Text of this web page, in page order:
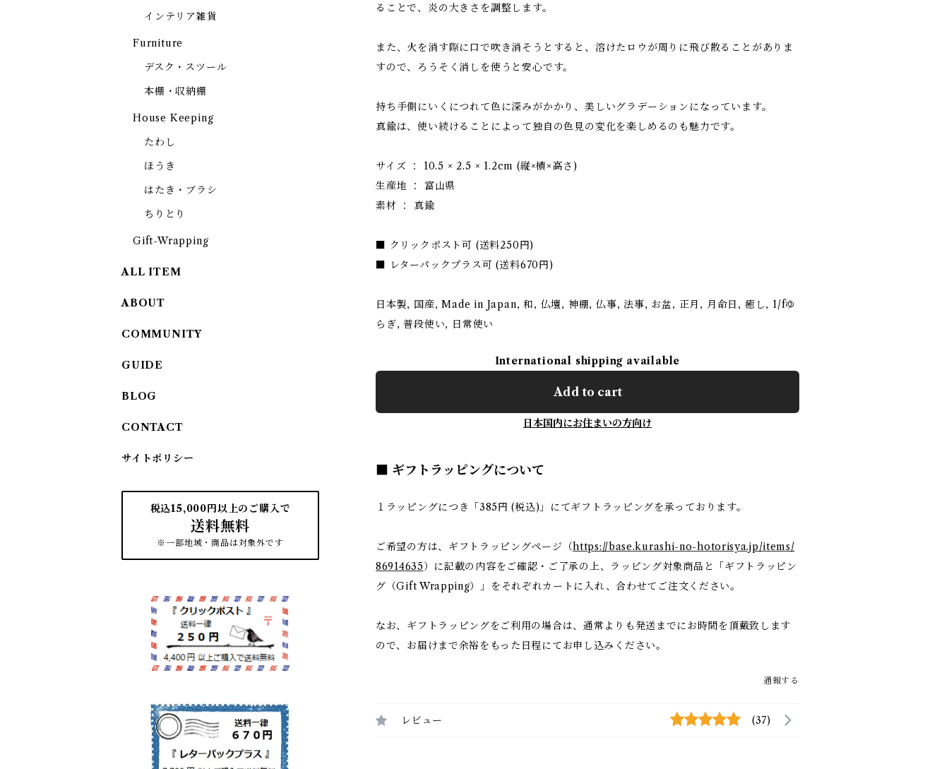
ることで、炎の大きさを調整します。
また、火を消す際に口で吹き消そうとすると、溶けたロウが周りに飛び散ることがありま
すので、ろうそく消しを使うと安心です。
持ち手側にいくにつれて色に深みがかかり、美しいグラデーションになっています。
真鍮は、使い続けることによって独自の色見の変化を楽しめるのも魅力です。
サイズ ： 10.5 × 2.5 × 1.2cm (縦×横×高さ)
生産地 ： 富山県
素材 ： 真鍮
■ クリックポスト可 (送料250円)
■ レターパックプラス可 (送料670円)
日本製, 国産, Made in Japan, 和, 仏壇, 神棚, 仏事, 法事, お盆, 正月, 月命日, 癒し, 1/fゆ
らぎ, 普段使い, 日常使い
International shipping available
Add to cart
日本国内にお住まいの方向け
■ ギフトラッピングについて
１ラッピングにつき「385円 (税込)」にてギフトラッピングを承っております。
ご希望の方は、ギフトラッピングページ（https://base.kurashi-no-hotorisya.jp/items/
86914635）に記載の内容をご確認・ご了承の上、ラッピング対象商品と「ギフトラッピン
グ（Gift Wrapping）」をそれぞれカートに入れ、合わせてご注文ください。
なお、ギフトラッピングをご利用の場合は、通常よりも発送までにお時間を頂戴致します
ので、お届けまで余裕をもった日程にてお申し込みください。
通報する
レビュー (37)
インテリア雑貨
Furniture
デスク・スツール
本棚・収納棚
House Keeping
たわし
ほうき
はたき・ブラシ
ちりとり
Gift-Wrapping
ALL ITEM
ABOUT
COMMUNITY
GUIDE
BLOG
CONTACT
サイトポリシー
税込15,000円以上のご購入で
送料無料
※一部地域・商品は対象外です